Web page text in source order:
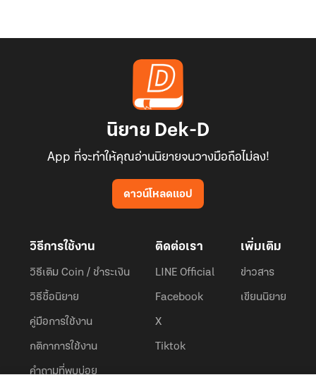
นิยาย Dek-D
App ที่จะทำให้คุณอ่านนิยายจนวางมือถือไม่ลง!
ดาวน์โหลดแอป
วิธีการใช้งาน
วิธีเติม Coin / ชำระเงิน
วิธีซื้อนิยาย
คู่มือการใช้งาน
กติกาการใช้งาน
คำถามที่พบบ่อย
ติดต่อเรา
LINE Official
Facebook
X
Tiktok
เพิ่มเติม
ข่าวสาร
เขียนนิยาย